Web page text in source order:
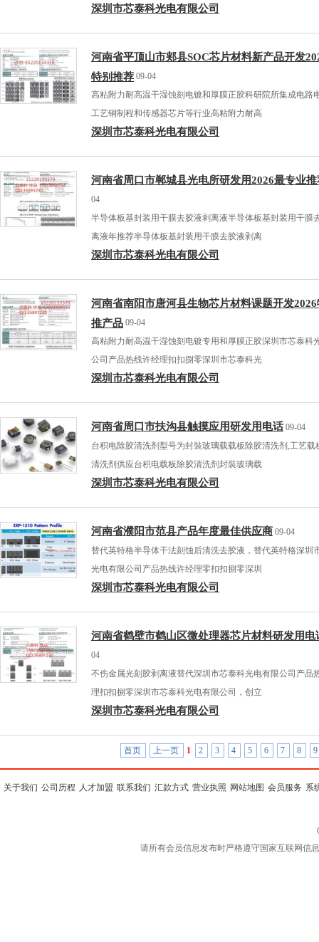
深圳市芯泰科光电有限公司
河南省平顶山市郏县SOC芯片材料新产品开发
特别推荐 09-04
高粘附力耐高温干湿蚀刻电镀和厚膜正胶科研院所集成电路
工艺铜制程和传感器芯片等行业高粘附力耐高
深圳市芯泰科光电有限公司
河南省周口市郸城县光电所研发用2026最专业推
04
半导体板基封装用干膜去胶液剥离液半导体板基封装用干膜
离液年推荐半导体板基封装用干膜去胶液剥离
深圳市芯泰科光电有限公司
河南省南阳市唐河县生物芯片材料课题开发
推产品 09-04
高粘附力耐高温干湿蚀刻电镀专用和厚膜正胶深圳市芯泰科
公司产品热线许经理扣扣捌零深圳市芯泰科光
深圳市芯泰科光电有限公司
河南省周口市扶沟县触摸应用研发用电话09-04
台积电除胶清洗剂型号为封裝玻璃载载板除胶清洗剂,工艺载
清洗剂供应台积电载板除胶清洗剂封裝玻璃载
深圳市芯泰科光电有限公司
河南省濮阳市范县产品年度最佳供应商 09-04
替代英特格半导体干法刻蚀后清洗去胶液，替代英特格深圳
光电有限公司产品热线许经理零扣扣捌零深圳
深圳市芯泰科光电有限公司
河南省鹤壁市鹤山区微处理器芯片材料研发用电
04
不伤金属光刻胶剥离液替代深圳市芯泰科光电有限公司产品
理扣扣捌零深圳市芯泰科光电有限公司，创立
深圳市芯泰科光电有限公司
首页 上一页 1 2 3 4 5 6 7 8 9
关于我们 公司历程 人才加盟 联系我们 汇款方式 营业执照 网站地图 会员服务 系
请所有会员信息发布时严格遵守国家互联网信